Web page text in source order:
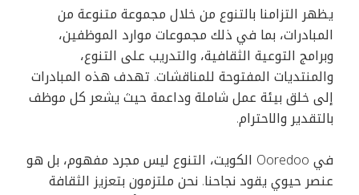
يظهر التزامنا بالتنوع من خلال مجموعة متنوعة من
المبادرات، بما في ذلك مجموعات موارد الموظفين،
وبرامج التوعية الثقافية، والتدريب على التنوع،
والمنتديات المفتوحة للمناقشات. تهدف هذه المبادرات
إلى خلق بيئة عمل شاملة وداعمة حيث يشعر كل موظف
بالتقدير والاحترام.
في Ooredoo الكويت، التنوع ليس مجرد مفهوم، بل هو
عنصر حيوي يقود نجاحنا. نحن ملتزمون بتعزيز الثقافة